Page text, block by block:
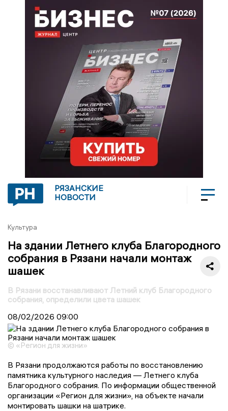
РЯЗАНСКИЕ
НОВОСТИ
Культура
На здании Летнего клуба Благородного
собрания в Рязани начали монтаж
шашек
В Рязани восстанавливают Летний клуб Благородного
собрания, определили цвета шашек
08/02/2026 09:00
© «Регион для жизни»
В Рязани продолжаются работы по восстановлению
памятника культурного наследия — Летнего клуба
Благородного собрания. По информации общественной
организации «Регион для жизни», на объекте начали
монтировать шашки на шатрике.